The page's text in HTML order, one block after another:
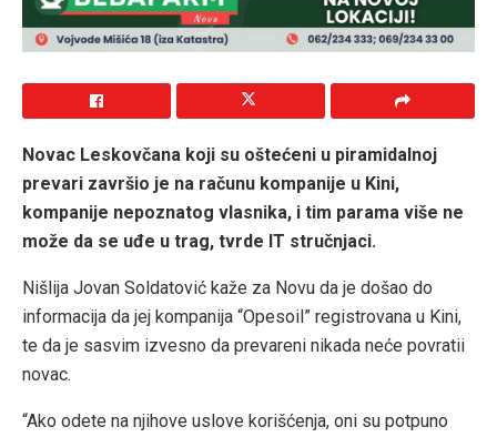
Novac Leskovčana koji su oštećeni u piramidalnoj
prevari završio je na računu kompanije u Kini,
kompanije nepoznatog vlasnika, i tim parama više ne
može da se uđe u trag, tvrde IT stručnjaci.
Nišlija Jovan Soldatović kaže za Novu da je došao do
informacija da jej kompanija “Opesoil” registrovana u Kini,
te da je sasvim izvesno da prevareni nikada neće povratii
novac.
“Ako odete na njihove uslove korišćenja, oni su potpuno